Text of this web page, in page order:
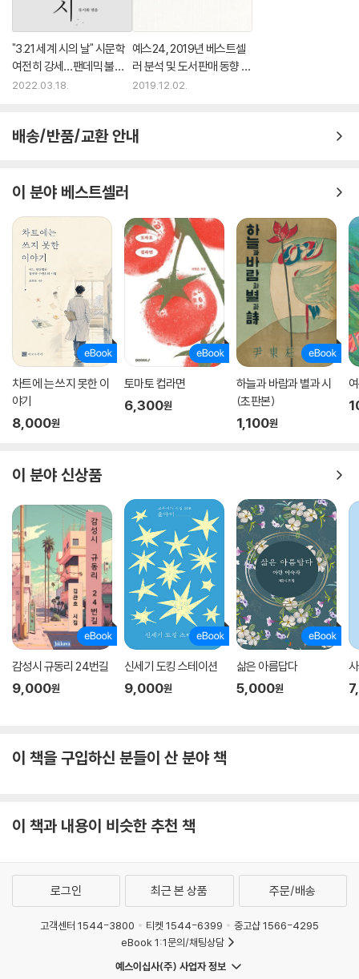
"3.21 세계 시의 날" 시문학
여전히 강세…팬데믹 불안
속 시집 판매 증가
2022.03.18.
예스24, 2019년 베스트셀
러 분석 및 도서판매 동향 발
표
2019.12.02.
배송/반품/교환 안내
이 분야 베스트셀러
차트에 는 쓰지 못한 이
야기
8,000원
토마토 컵라면
6,300원
하늘과 바람과 별과 시
(초판본)
1,100원
이 분야 신상품
감성시 규동리 24번길
9,000원
신세기 도킹 스테이션
9,000원
삶은 아름답다
5,000원
이 책을 구입하신 분들이 산 분야 책
이 책과 내용이 비슷한 추천 책
로그인 최근 본 상품 주문/배송
고객센터 1544-3800 티켓 1544-6399
중고샵 1566-4295
eBook 1:1문의/채팅상담
예스이십사(주) 사업자 정보